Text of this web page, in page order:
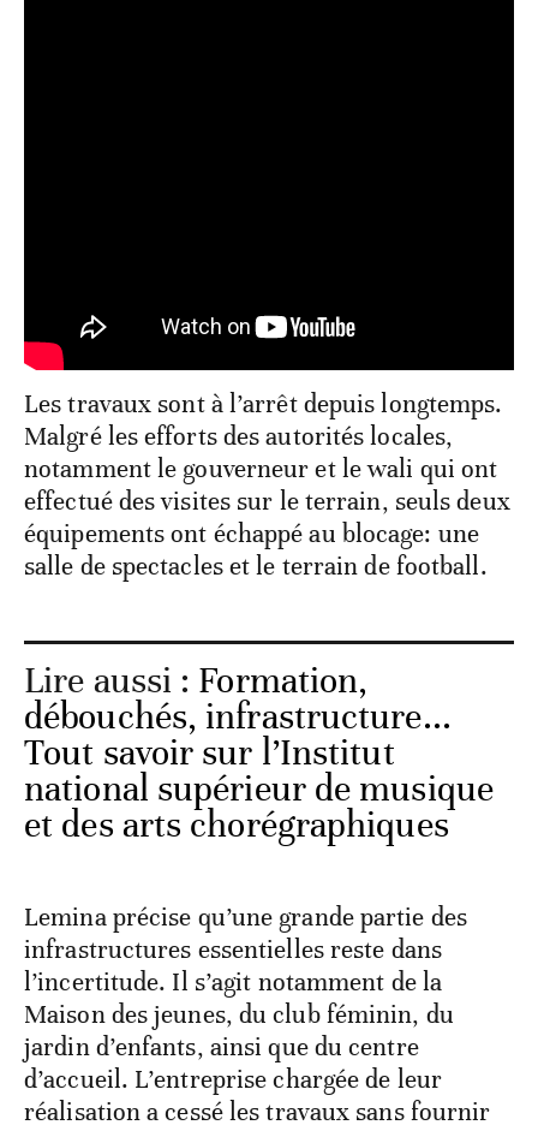
Les travaux sont à l’arrêt depuis longtemps.
Malgré les efforts des autorités locales,
notamment le gouverneur et le wali qui ont
effectué des visites sur le terrain, seuls deux
équipements ont échappé au blocage: une
salle de spectacles et le terrain de football.
Lire aussi : Formation,
débouchés, infrastructure...
Tout savoir sur l’Institut
national supérieur de musique
et des arts chorégraphiques
Lemina précise qu’une grande partie des
infrastructures essentielles reste dans
l’incertitude. Il s’agit notamment de la
Maison des jeunes, du club féminin, du
jardin d’enfants, ainsi que du centre
d’accueil. L’entreprise chargée de leur
réalisation a cessé les travaux sans fournir